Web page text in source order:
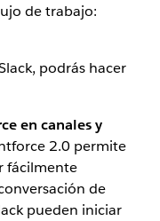
de trabajo:
podrás hacer
en canales y
2.0 permite
fácilmente
de
pueden iniciar